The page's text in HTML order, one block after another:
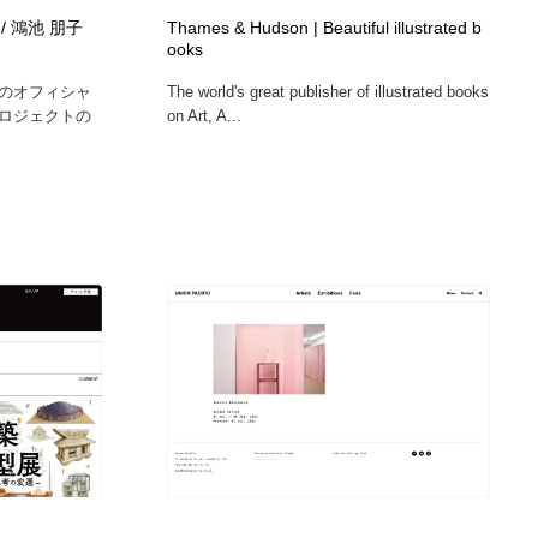
鴻池 朋子
オフィシャ
ジェクトの
Thames & Hudson | Beautiful illustrated b
ooks
The world's great publisher of illustrated books
on Art, A...